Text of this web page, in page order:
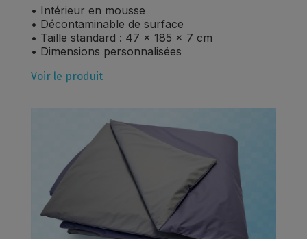
• Intérieur en mousse
• Décontaminable de surface
• Taille standard : 47 x 185 x 7 cm
• Dimensions personnalisées
Voir le produit